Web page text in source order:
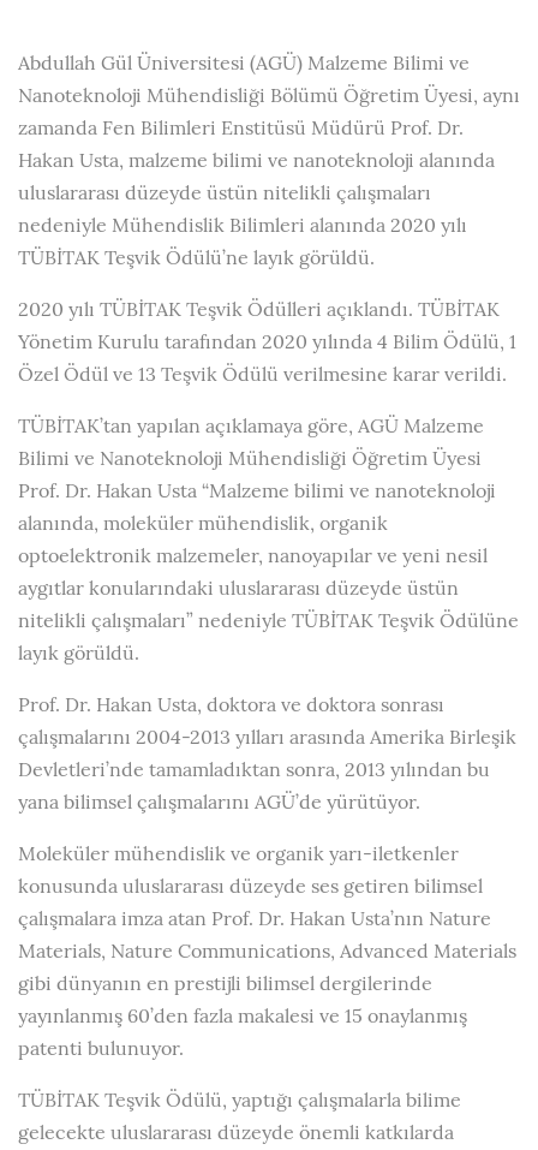
Abdullah Gül Üniversitesi (AGÜ) Malzeme Bilimi ve
Nanoteknoloji Mühendisliği Bölümü Öğretim Üyesi, aynı
zamanda Fen Bilimleri Enstitüsü Müdürü Prof. Dr.
Hakan Usta, malzeme bilimi ve nanoteknoloji alanında
uluslararası düzeyde üstün nitelikli çalışmaları
nedeniyle Mühendislik Bilimleri alanında 2020 yılı
TÜBİTAK Teşvik Ödülü’ne layık görüldü.
2020 yılı TÜBİTAK Teşvik Ödülleri açıklandı. TÜBİTAK
Yönetim Kurulu tarafından 2020 yılında 4 Bilim Ödülü, 1
Özel Ödül ve 13 Teşvik Ödülü verilmesine karar verildi.
TÜBİTAK’tan yapılan açıklamaya göre, AGÜ Malzeme
Bilimi ve Nanoteknoloji Mühendisliği Öğretim Üyesi
Prof. Dr. Hakan Usta “Malzeme bilimi ve nanoteknoloji
alanında, moleküler mühendislik, organik
optoelektronik malzemeler, nanoyapılar ve yeni nesil
aygıtlar konularındaki uluslararası düzeyde üstün
nitelikli çalışmaları” nedeniyle TÜBİTAK Teşvik Ödülüne
layık görüldü.
Prof. Dr. Hakan Usta, doktora ve doktora sonrası
çalışmalarını 2004-2013 yılları arasında Amerika Birleşik
Devletleri’nde tamamladıktan sonra, 2013 yılından bu
yana bilimsel çalışmalarını AGÜ’de yürütüyor.
Moleküler mühendislik ve organik yarı-iletkenler
konusunda uluslararası düzeyde ses getiren bilimsel
çalışmalara imza atan Prof. Dr. Hakan Usta’nın Nature
Materials, Nature Communications, Advanced Materials
gibi dünyanın en prestijli bilimsel dergilerinde
yayınlanmış 60’den fazla makalesi ve 15 onaylanmış
patenti bulunuyor.
TÜBİTAK Teşvik Ödülü, yaptığı çalışmalarla bilime
gelecekte uluslararası düzeyde önemli katkılarda